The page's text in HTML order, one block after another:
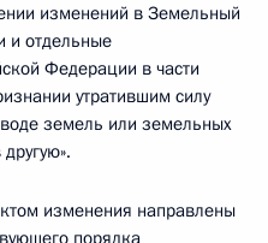
изменений в Земельный
и отдельные
Федерации в части
утратившим силу
земель или земельных
изменения направлены
порядка